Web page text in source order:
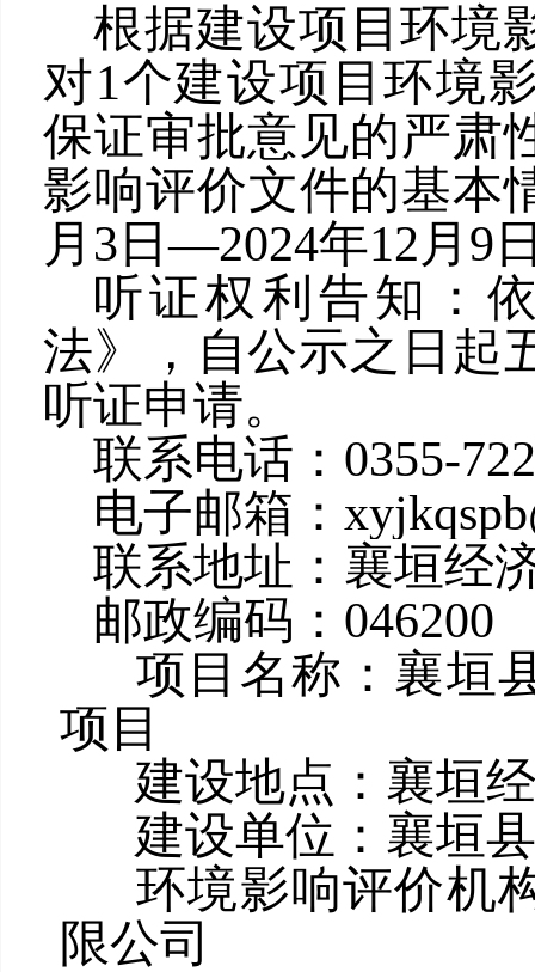
根据建设项目环境
对1个建设项目环境
保证审批意见的严肃
影响评价文件的基本
月3日—2024年12月9
听证权利告知：
法》，自公示之日起
听证申请。
联系电话：0355-
电子邮箱：
联系地址：襄垣经
邮政编码：046200
项目名称：襄垣
项目
建设地点：襄垣经
建设单位：襄垣县
环境影响评价机
限公司